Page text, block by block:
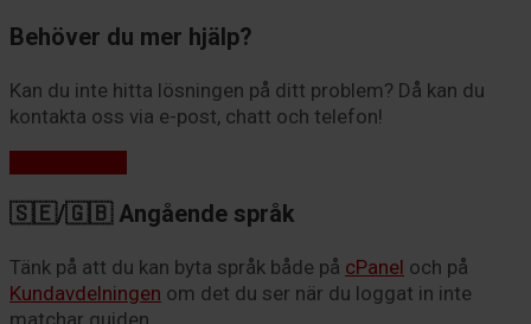
Behöver du mer hjälp?
Kan du inte hitta lösningen på ditt problem? Då kan du
kontakta oss via e-post, chatt och telefon!
🇸🇪/🇬🇧 Angående språk
Tänk på att du kan byta språk både på cPanel och på
Kundavdelningen om det du ser när du loggat in inte
matchar guiden.